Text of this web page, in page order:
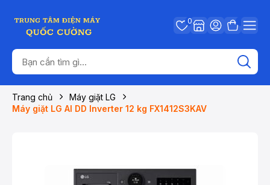
0
Trang chủ
Máy giặt LG
Máy giặt LG AI DD Inverter 12 kg FX1412S3KAV